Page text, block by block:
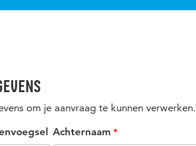
om je aanvraag te kunnen verwerken.
Achternaam